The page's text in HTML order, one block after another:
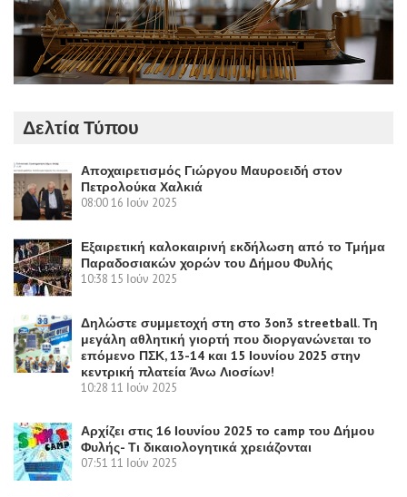
Δελτία Τύπου
Αποχαιρετισμός Γιώργου Μαυροειδή στον
Πετρολούκα Χαλκιά
08:0016 Ιούν 2025
Εξαιρετική καλοκαιρινή εκδήλωση από το Τμήμα
Παραδοσιακών χορών του Δήμου Φυλής
10:38 15 Ιούν 2025
Δηλώστε συμμετοχή στη στο 3on3 streetball. Τη
μεγάλη αθλητική γιορτή που διοργανώνεται το
επόμενο ΠΣΚ, 13-14 και 15 Ιουνίου 2025 στην
κεντρική πλατεία Άνω Λιοσίων!
10:28 11 Ιούν 2025
Αρχίζει στις 16 Ιουνίου 2025 το camp του Δήμου
Φυλής- Τι δικαιολογητικά χρειάζονται
07:51 11 Ιούν 2025